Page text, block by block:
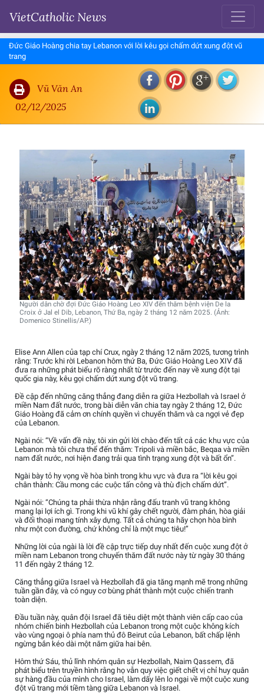
VietCatholic News
Đức Giáo Hoàng chia tay Lebanon với lời kêu gọi chấm dứt xung đột vũ
trang
Vũ Văn An
02/12/2025
Người dân chờ đợi Đức Giáo Hoàng Leo XIV đến thăm bệnh viện De la
Croix ở Jal el Dib, Lebanon, Thứ Ba, ngày 2 tháng 12 năm 2025. (Ảnh:
Domenico Stinellis/AP.)
Elise Ann Allen của tạp chí Crux, ngày 2 tháng 12 năm 2025, tương trình
rằng: Trước khi rời Lebanon hôm thứ Ba, Đức Giáo Hoàng Leo XIV đã
đưa ra những phát biểu rõ ràng nhất từ trước đến nay về xung đột tại
quốc gia này, kêu gọi chấm dứt xung đột vũ trang.
Đề cập đến những căng thẳng đang diễn ra giữa Hezbollah và Israel ở
miền Nam đất nước, trong bài diễn văn chia tay ngày 2 tháng 12, Đức
Giáo Hoàng đã cảm ơn chính quyền vì chuyến thăm và ca ngợi vẻ đẹp
của Lebanon.
Ngài nói: “Về vấn đề này, tôi xin gửi lời chào đến tất cả các khu vực của
Lebanon mà tôi chưa thể đến thăm: Tripoli và miền bắc, Beqaa và miền
nam đất nước, nơi hiện đang trải qua tình trạng xung đột và bất ổn”.
Ngài bày tỏ hy vọng về hòa bình trong khu vực và đưa ra “lời kêu gọi
chân thành: Cầu mong các cuộc tấn công và thù địch chấm dứt”.
Ngài nói: “Chúng ta phải thừa nhận rằng đấu tranh vũ trang không
mang lại lợi ích gì. Trong khi vũ khí gây chết người, đàm phán, hòa giải
và đối thoại mang tính xây dựng. Tất cả chúng ta hãy chọn hòa bình
như một con đường, chứ không chỉ là một mục tiêu!”
Những lời của ngài là lời đề cập trực tiếp duy nhất đến cuộc xung đột ở
miền nam Lebanon trong chuyến thăm đất nước này từ ngày 30 tháng
11 đến ngày 2 tháng 12.
Căng thẳng giữa Israel và Hezbollah đã gia tăng mạnh mẽ trong những
tuần gần đây, và có nguy cơ bùng phát thành một cuộc chiến tranh
toàn diện.
Đầu tuần này, quân đội Israel đã tiêu diệt một thành viên cấp cao của
nhóm chiến binh Hezbollah của Lebanon trong một cuộc không kích
vào vùng ngoại ô phía nam thủ đô Beirut của Lebanon, bất chấp lệnh
ngừng bắn kéo dài một năm giữa hai bên.
Hôm thứ Sáu, thủ lĩnh nhóm quân sự Hezbollah, Naim Qassem, đã
phát biểu trên truyền hình rằng họ vẫn quy việc giết chết vị chỉ huy quân
sự hàng đầu của mình cho Israel, làm dấy lên lo ngại về một cuộc xung
đột vũ trang mới tiềm tàng giữa Lebanon và Israel.